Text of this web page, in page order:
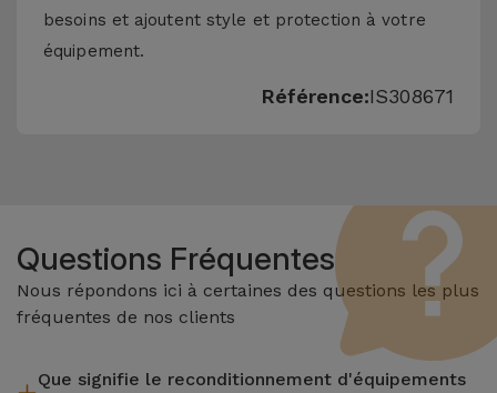
besoins et ajoutent style et protection à votre
équipement.
Référence:IS308671
Questions Fréquentes
Nous répondons ici à certaines des questions les plus
fréquentes de nos clients
Que signifie le reconditionnement d'équipements